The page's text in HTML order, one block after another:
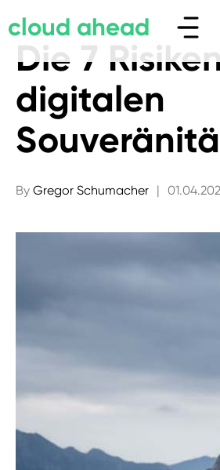
cloud ahead
Die 7
digitalen
By Gregor Schumacher |